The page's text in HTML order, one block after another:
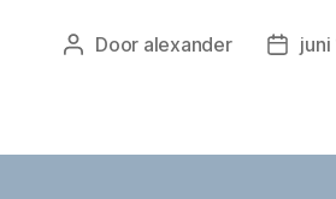
Berichtauteur
Door alexander juni